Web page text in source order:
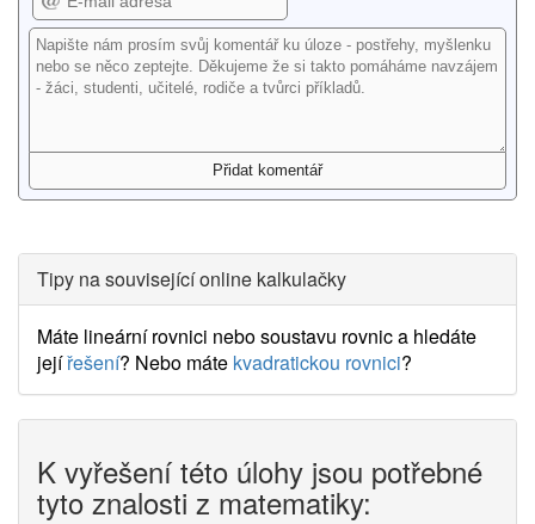
Tipy na související online kalkulačky
Máte lineární rovnici nebo soustavu rovnic a hledáte
jejířešení? Nebo máte kvadratickou rovnici?
K vyřešení této úlohy jsou potřebné
tyto znalosti z matematiky: